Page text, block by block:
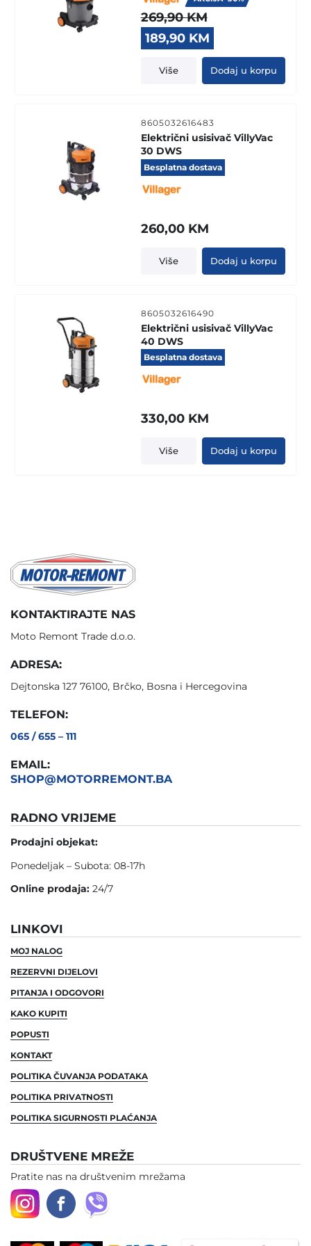
269,90KM
Original
price
was:
269,90 KM.
189,90 KM
price
is:
189,90 KM.
Više Dodaj u korpu
8605032616483
Električni usisivač VillyVac
30 DWS
Besplatna dostava
260,00 KM
Više Dodaj u korpu
8605032616490
Električni usisivač VillyVac
40 DWS
Besplatna dostava
330,00 KM
Više Dodaj u korpu
KONTAKTIRAJTE NAS
Moto Remont Trade d.o.o.
ADRESA:
Dejtonska 127 76100, Brčko, Bosna i Hercegovina
TELEFON:
065 / 655 – 111
EMAIL:
SHOP@MOTORREMONT.BA
RADNO VRIJEME
Prodajni objekat:
Ponedeljak – Subota: 08-17h
Online prodaja: 24/7
LINKOVI
MOJ NALOG
REZERVNI DIJELOVI
PITANJA I ODGOVORI
KAKO KUPITI
POPUSTI
KONTAKT
POLITIKA ČUVANJA PODATAKA
POLITIKA PRIVATNOSTI
POLITIKA SIGURNOSTI PLAĆANJA
DRUŠTVENE MREŽE
Pratite nas na društvenim mrežama